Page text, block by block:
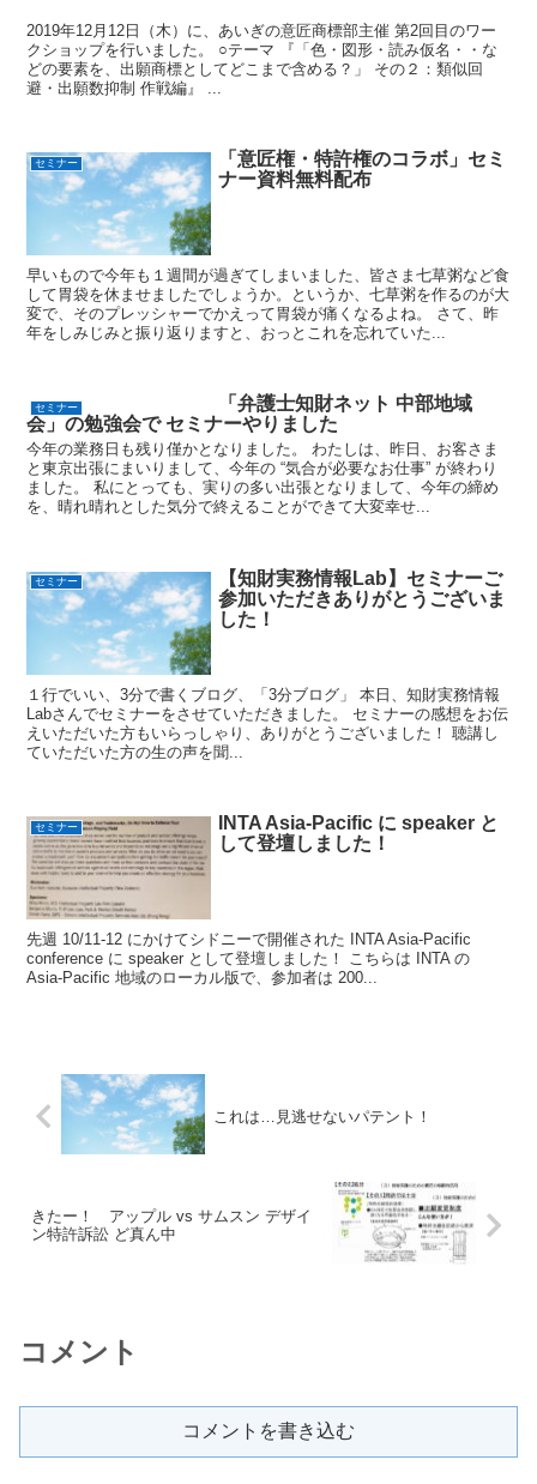
2019年12月12日（木）に、あいぎの意匠商標部主催 第2回目のワー
クショップを行いました。 ○テーマ 『「色・図形・読み仮名・・な
どの要素を、出願商標としてどこまで含める？」 その２：類似回
避・出願数抑制 作戦編』 ...
セミナー
「意匠権・特許権のコラボ」セミ
ナー資料無料配布
早いもので今年も１週間が過ぎてしまいました、皆さま七草粥など食
して胃袋を休ませましたでしょうか。というか、七草粥を作るのが大
変で、そのプレッシャーでかえって胃袋が痛くなるよね。 さて、昨
年をしみじみと振り返りますと、おっとこれを忘れていた...
セミナー
「弁護士知財ネット 中部地域
会」の勉強会で セミナーやりました
今年の業務日も残り僅かとなりました。 わたしは、昨日、お客さま
と東京出張にまいりまして、今年の “気合が必要なお仕事” が終わり
ました。 私にとっても、実りの多い出張となりまして、今年の締め
を、晴れ晴れとした気分で終えることができて大変幸せ...
セミナー
【知財実務情報Lab】セミナーご
参加いただきありがとうございま
した！
１行でいい、3分で書くブログ、「3分ブログ」 本日、知財実務情報
Labさんでセミナーをさせていただきました。 セミナーの感想をお伝
えいただいた方もいらっしゃり、ありがとうございました！ 聴講し
ていただいた方の生の声を聞...
セミナー
INTA Asia-Pacific に speaker と
して登壇しました！
先週 10/11-12 にかけてシドニーで開催された INTA Asia-Pacific
conference に speaker として登壇しました！ こちらは INTA の
Asia-Pacific 地域のローカル版で、参加者は 200...
これは…見逃せないパテント！
きたー！ アップル vs サムスン デザイ
ン特許訴訟 ど真ん中
コメント
コメントを書き込む